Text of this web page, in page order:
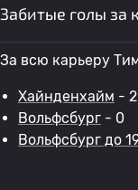
Забитые голы за
За всю карьеру
Хайнденхайм - 2
Вольфсбург - 0
Вольфсбург до